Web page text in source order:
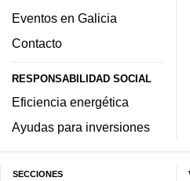
Eventos en Galicia
Contacto
RESPONSABILIDAD SOCIAL
Eficiencia energética
Ayudas para inversiones
SECCIONES